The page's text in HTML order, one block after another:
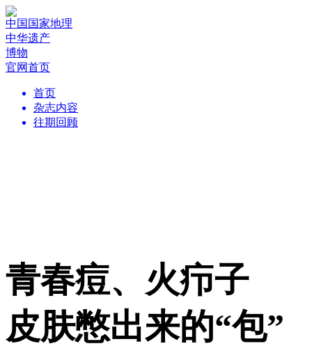
中国国家地理
中华遗产
博物
官网首页
首页
杂志内容
往期回顾
青春痘、火疖子
皮肤憋出来的“包”